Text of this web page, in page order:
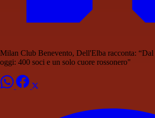
Milan Club Benevento, Dell'Elba racconta: “Dal
oggi: 400 soci e un solo cuore rossonero"